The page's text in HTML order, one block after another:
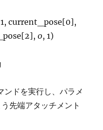
1, current_pose[0],
0, 1)
ドを実行し、パラメ
先端アタッチメント